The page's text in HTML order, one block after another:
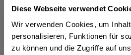
Diese Webseite verwendet
Wir verwenden Cookies, um
personalisieren, Funktionen für
zu können und die Zugriffe auf
MEHRWEG
+3,30 € Pfand
In